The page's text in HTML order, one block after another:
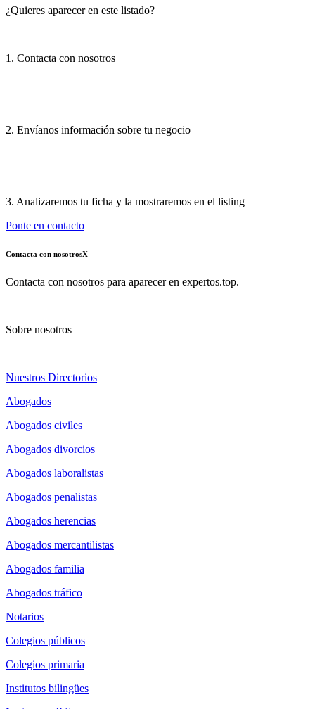
¿Quieres aparecer en este listado?
1. Contacta con nosotros
2. Envíanos información sobre tu negocio
3. Analizaremos tu ficha y la mostraremos en el listing
Ponte en contacto
Contacta con nosotrosX
Contacta con nosotros para aparecer en expertos.top.
Sobre nosotros
Nuestros Directorios
Abogados
Abogados civiles
Abogados divorcios
Abogados laboralistas
Abogados penalistas
Abogados herencias
Abogados mercantilistas
Abogados familia
Abogados tráfico
Notarios
Colegios públicos
Colegios primaria
Institutos bilingües